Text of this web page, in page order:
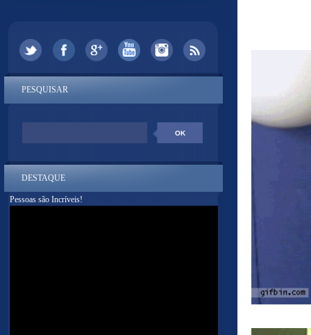
PESQUISAR
DESTAQUE
Pessoas são Incríveis!